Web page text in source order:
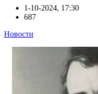
1-10-2024, 17:30
687
Новости